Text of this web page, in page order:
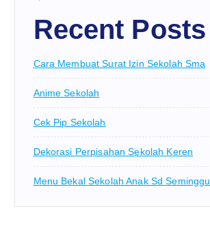
Recent Posts
Cara Membuat Surat Izin Sekolah Sma
Anime Sekolah
Cek Pip Sekolah
Dekorasi Perpisahan Sekolah Keren
Menu Bekal Sekolah Anak Sd Seminggu